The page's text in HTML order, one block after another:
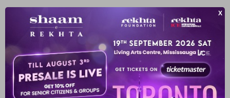
آپ یہ بھی پڑھ سکتے ہیں
ہماری پسند
امید_وصل اس سے خدا کی قسم نہیں